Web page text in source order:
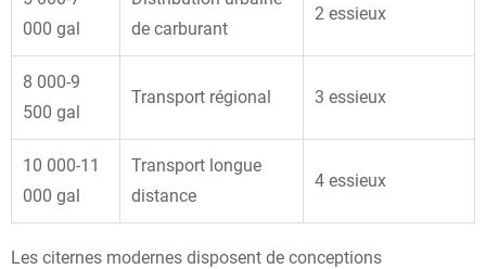
000 gal
de carburant
2 essieux
8 000-9
500 gal
Transport régional 3 essieux
10 000-11
000 gal
Transport longue
distance
4 essieux
Les citernes modernes disposent de conceptions